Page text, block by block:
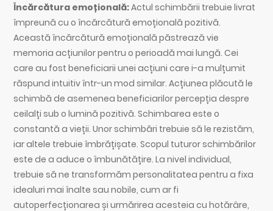
Încărcătura emoțională:Actul schimbării trebuie livrat
împreună cu o încărcătură emoțională pozitivă.
Această încărcătură emoțională păstrează vie
memoria acțiunilor pentru o perioadă mai lungă. Cei
care au fost beneficiarii unei acțiuni care i-a mulțumit
răspund intuitiv într-un mod similar. Acțiunea plăcută le
schimbă de asemenea beneficiarilor percepția despre
ceilalți sub o lumină pozitivă. Schimbarea este o
constantă a vieții. Unor schimbări trebuie să le rezistăm,
iar altele trebuie îmbrățișate. Scopul tuturor schimbărilor
este de a aduce o îmbunătățire. La nivel individual,
trebuie să ne transformăm personalitatea pentru a fixa
idealuri mai înalte sau nobile, cum ar fi
autoperfecționarea și urmărirea acesteia cu hotărâre,